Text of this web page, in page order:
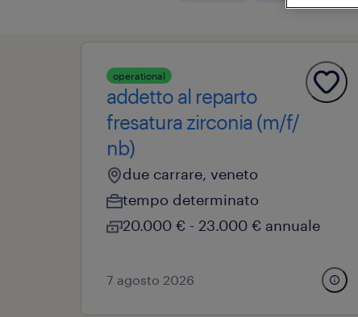
operational
addetto al reparto
fresatura zirconia (m/f/
nb)
due carrare, veneto
tempo determinato
20.000 € - 23.000 € annuale
7 agosto 2026